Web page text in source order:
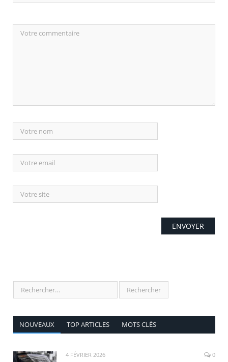
NOUVEAUX TOP ARTICLES MOTS CLÉS
4 FÉVRIER 2026 0